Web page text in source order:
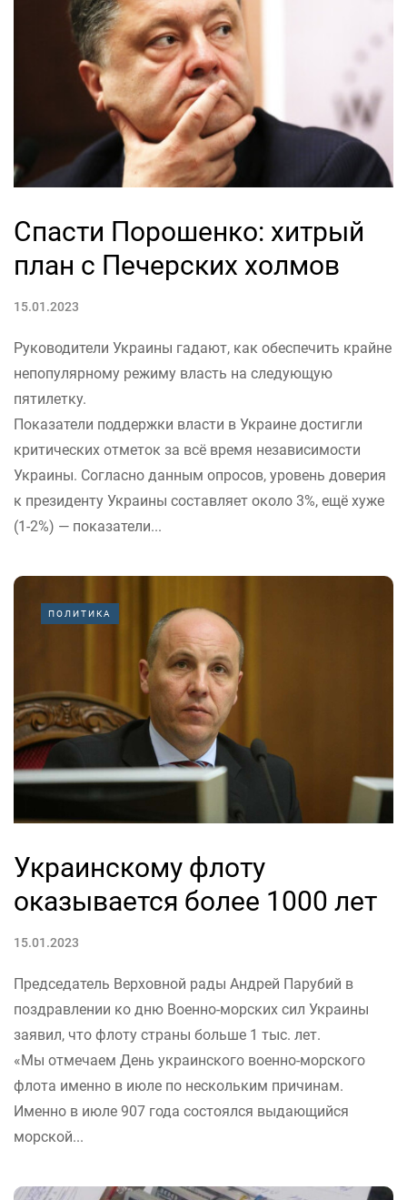
Спасти Порошенко: хитрый
план с Печерских холмов
15.01.2023
Руководители Украины гадают, как обеспечить крайне
непопулярному режиму власть на следующую
пятилетку.
Показатели поддержки власти в Украине достигли
критических отметок за всё время независимости
Украины. Согласно данным опросов, уровень доверия
к президенту Украины составляет около 3%, ещё хуже
(1-2%) — показатели...
ПОЛИТИКА
Украинскому флоту
оказывается более 1000 лет
15.01.2023
Председатель Верховной рады Андрей Парубий в
поздравлении ко дню Военно-морских сил Украины
заявил, что флоту страны больше 1 тыс. лет.
«Мы отмечаем День украинского военно-морского
флота именно в июле по нескольким причинам.
Именно в июле 907 года состоялся выдающийся
морской...